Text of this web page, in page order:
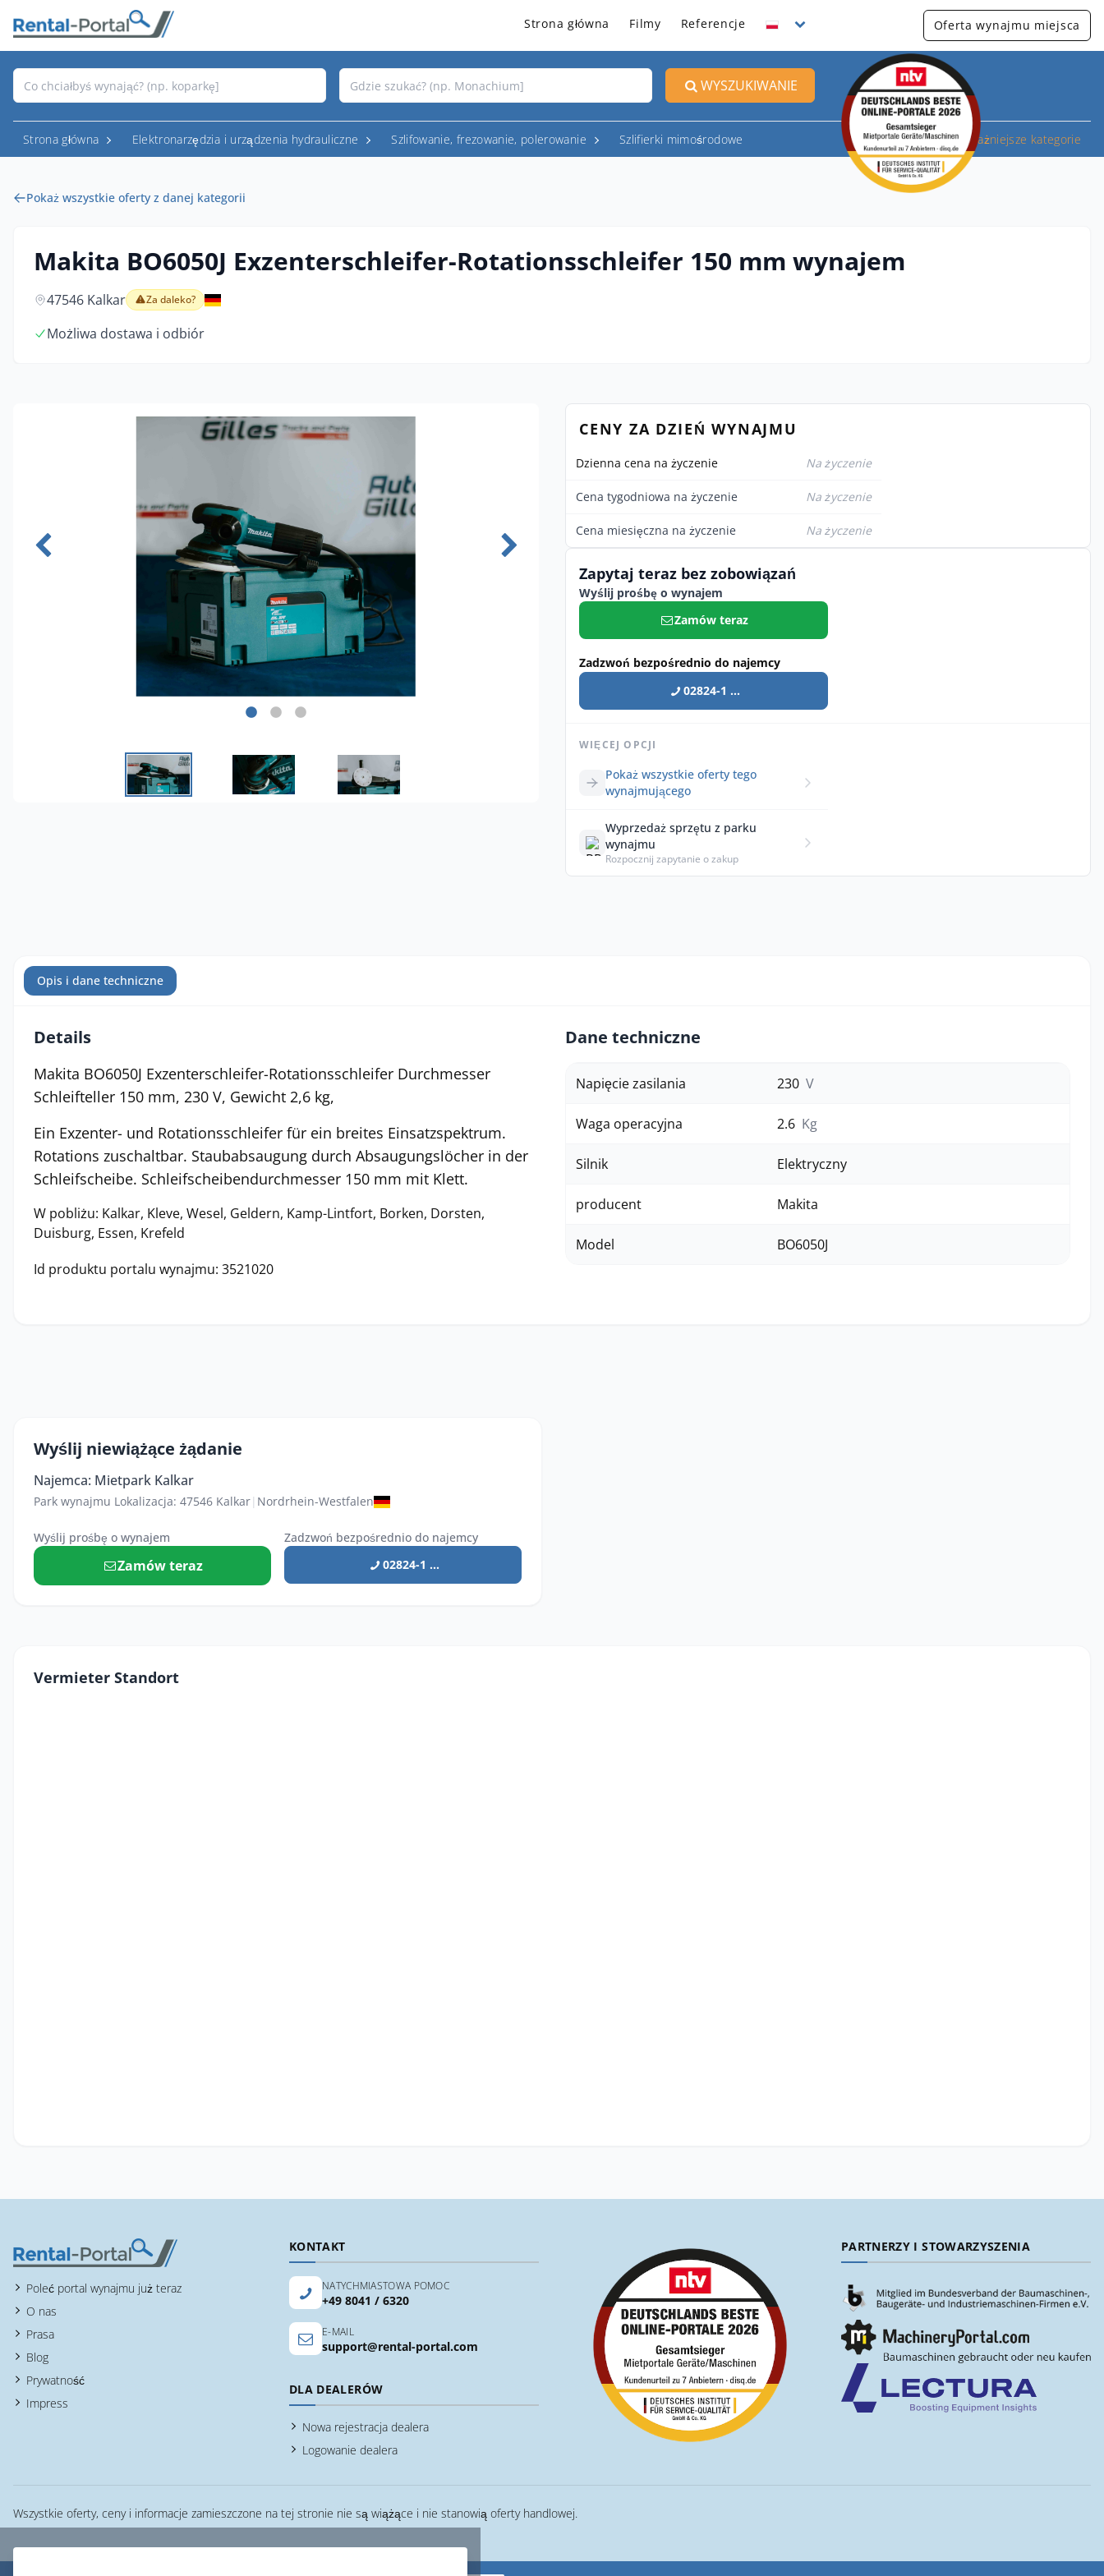
Strona główna Filmy Referencje Oferta wynajmu miejsca
WYSZUKIWANIE
Strona główna Elektronarzędzia i urządzenia hydrauliczne Szlifowanie, frezowanie, polerowanie Szlifierki mimośrodowe Najważniejsze kategorie
Pokaż wszystkie oferty z danej kategorii
Makita BO6050J Exzenterschleifer-Rotationsschleifer 150 mm wynajem
47546 Kalkar Za daleko?
Możliwa dostawa i odbiór
CENY ZA DZIEŃ WYNAJMU
Dzienna cena na życzenie Na życzenie
Cena tygodniowa na życzenie Na życzenie
Cena miesięczna na życzenie Na życzenie
Zapytaj teraz bez zobowiązań
Wyślij prośbę o wynajem
Zamów teraz
Zadzwoń bezpośrednio do najemcy
02824-1 ...
WIĘCEJ OPCJI
Pokaż wszystkie oferty tego
wynajmującego
Wyprzedaż sprzętu z parku
wynajmu
Rozpocznij zapytanie o zakup
Opis i dane techniczne
Details
Makita BO6050J Exzenterschleifer-Rotationsschleifer Durchmesser
Schleifteller 150 mm, 230 V, Gewicht 2,6 kg,
Ein Exzenter- und Rotationsschleifer für ein breites Einsatzspektrum.
Rotations zuschaltbar. Staubabsaugung durch Absaugungslöcher in der
Schleifscheibe. Schleifscheibendurchmesser 150 mm mit Klett.
W pobliżu: Kalkar, Kleve, Wesel, Geldern, Kamp-Lintfort, Borken, Dorsten,
Duisburg, Essen, Krefeld
Id produktu portalu wynajmu: 3521020
Dane techniczne
Napięcie zasilania 230 V
Waga operacyjna 2.6 Kg
Silnik Elektryczny
producent Makita
Model BO6050J
Wyślij niewiążące żądanie
Najemca: Mietpark Kalkar
Park wynajmu Lokalizacja: 47546 Kalkar| Nordrhein-Westfalen
Wyślij prośbę o wynajem
Zamów teraz
Zadzwoń bezpośrednio do najemcy
02824-1 ...
Vermieter Standort
Poleć portal wynajmu już teraz
O nas
Prasa
Blog
Prywatność
Impress
KONTAKT
NATYCHMIASTOWA POMOC
+49 8041 / 6320
E-MAIL
support@rental-portal.com
DLA DEALERÓW
Nowa rejestracja dealera
Logowanie dealera
PARTNERZY I STOWARZYSZENIA
Wszystkie oferty, ceny i informacje zamieszczone na tej stronie nie są wiążące i nie stanowią oferty handlowej.